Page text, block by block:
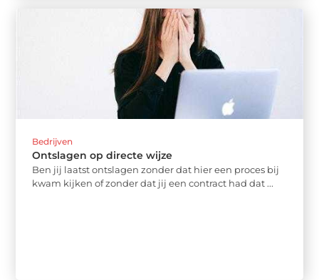
Bedrijven
Ontslagen op directe wijze
Ben jij laatst ontslagen zonder dat hier een proces bij
kwam kijken of zonder dat jij een contract had dat ...